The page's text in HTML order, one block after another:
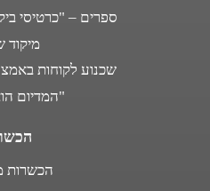
ספרים – "כרטיסי
מיקוד
שכנוע לקוחות
"המדיום
הכשרות